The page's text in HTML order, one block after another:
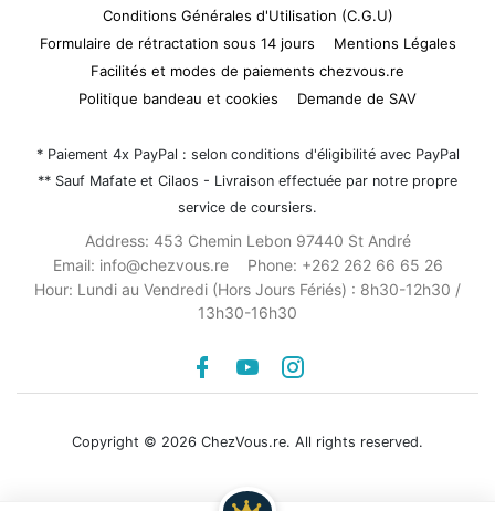
Conditions Générales d'Utilisation (C.G.U)
Formulaire de rétractation sous 14 jours
Mentions Légales
Facilités et modes de paiements chezvous.re
Politique bandeau et cookies
Demande de SAV
* Paiement 4x PayPal : selon conditions d'éligibilité avec PayPal
** Sauf Mafate et Cilaos - Livraison effectuée par notre propre
service de coursiers.
Address: 453 Chemin Lebon 97440 St André
Email: info@chezvous.re Phone: +262 262 66 65 26
Hour: Lundi au Vendredi (Hors Jours Fériés) : 8h30-12h30 /
13h30-16h30
Facebook
youtube
instagram
Copyright © 2026 ChezVous.re. All rights reserved.